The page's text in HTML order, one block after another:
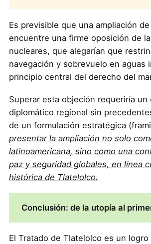
Es previsible que una ampliación
encuentre una firme oposición de
nucleares, que alegarían que
navegación y sobrevuelo en aguas
principio central del derecho del
Superar esta objeción requeriría un
diplomático regional sin
de un formulación estratégica
presentar la ampliación no solo
latinoamericana, sino como una
paz y seguridad globales, en línea
histórica de Tlatelolco.
Conclusión: de la utopía al
El Tratado de Tlatelolco es un